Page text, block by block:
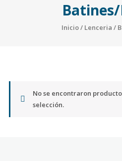
Inicio/ Lenceria /
No se encontraron
selección.